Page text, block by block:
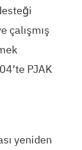
çalışmış
PJAK
yeniden